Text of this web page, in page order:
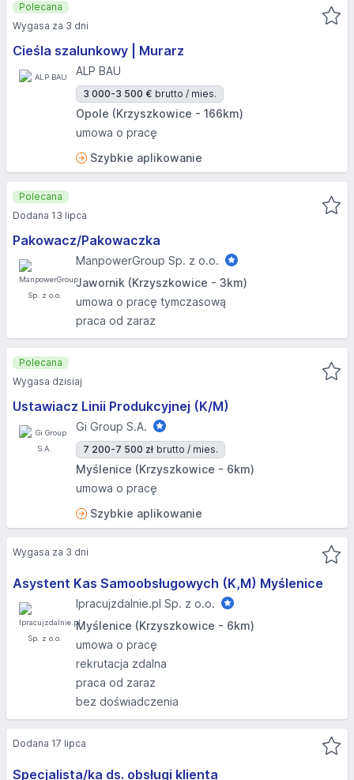
Cieśla szalunkowy | Murarz
ALP BAU
3 000-3 500 € brutto / mies.
Opole (Krzyszkowice - 166km)
umowa o pracę
Szybkie aplikowanie
Polecana
Wygasa za 3 dni
Pakowacz/Pakowaczka
ManpowerGroup Sp. z o.o.
Jawornik (Krzyszkowice - 3km)
umowa o pracę tymczasową
praca od zaraz
Polecana
Dodana 13 lipca
Ustawiacz Linii Produkcyjnej (K/M)
Gi Group S.A.
7 200-7 500 zł brutto / mies.
Myślenice (Krzyszkowice - 6km)
umowa o pracę
Szybkie aplikowanie
Polecana
Wygasa dzisiaj
Asystent Kas Samoobsługowych (K,M) Myślenice
Ipracujzdalnie.pl Sp. z o.o.
Myślenice (Krzyszkowice - 6km)
umowa o pracę
rekrutacja zdalna
praca od zaraz
bez doświadczenia
Wygasa za 3 dni
Specjalista/ka ds. obsługi klienta
Dodana 17 lipca